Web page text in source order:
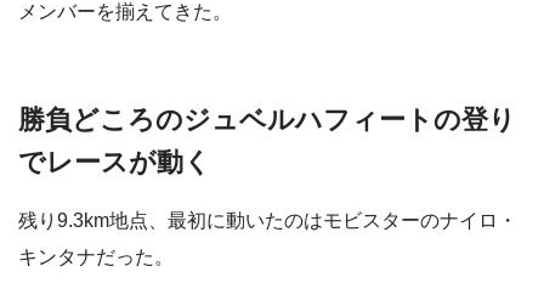
メンバーを揃えてきた。
勝負どころのジュベルハフィートの登り
でレースが動く
残り9.3km地点、最初に動いたのはモビスターのナイロ・
キンタナだった。